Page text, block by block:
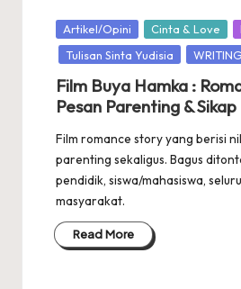
Posted
in
Artikel/Opini Cinta & Love
Tulisan Sinta Yudisia
Film Buya Hamka :
Pesan Parenting &
Film romance story yang berisi
parenting sekaligus. Bagus
pendidik, siswa/mahasiswa,
masyarakat.
Read More